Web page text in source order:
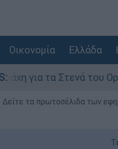
Οικονομία Ελλάδα
του Ορμούζ: Τι
τα πρωτοσέλιδα των